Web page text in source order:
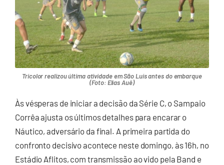
Tricolor realizou última atividade em São Luís antes do embarque
(Foto: Elias Auê)
Às vésperas de iniciar a decisão da Série C, o Sampaio
Corrêa ajusta os últimos detalhes para encarar o
Náutico, adversário da final. A primeira partida do
confronto decisivo acontece neste domingo, às 16h, no
Estádio Aflitos, com transmissão ao vido pela Band e